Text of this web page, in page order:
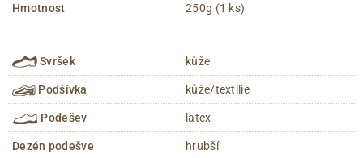
Hmotnost 250g (1 ks)
Svršek kůže
Podšívka kůže/textílie
Podešev latex
Dezén podešve hrubší